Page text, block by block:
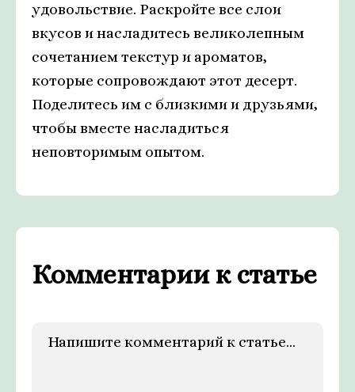
удовольствие. Раскройте все слои
вкусов и насладитесь великолепным
сочетанием текстур и ароматов,
которые сопровождают этот десерт.
Поделитесь им с близкими и друзьями,
чтобы вместе насладиться
неповторимым опытом.
Комментарии к статье